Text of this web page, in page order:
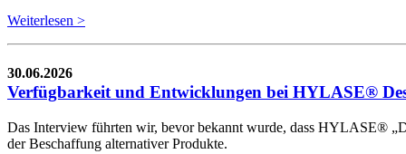
Weiterlesen >
30.06.2026
Verfügbarkeit und Entwicklungen bei HYLASE®
Das Interview führten wir, bevor bekannt wurde, dass HYLASE®
der Beschaffung alternativer Produkte.